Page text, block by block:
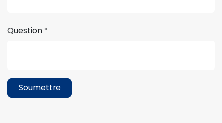
Question *
Soumettre